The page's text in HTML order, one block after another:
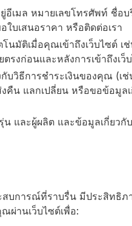
เมล หมายเลขโทรศัพท์ ชื่อ
ใบเสนอราคา หรือติดต่อเรา
นมัติเมื่อคุณเข้าถึงเว็บไซต์
รงก่อนและหลังการเข้าถึงเว็
บวิธีการชำระเงินของคุณ (เ
น แลกเปลี่ยน หรือขอข้อมูลเ
และผู้ผลิต และข้อมูลเกี่ยว
บการณ์ที่ราบรื่น มีประสิทธิภ
ผ่านเว็บไซต์เพื่อ: